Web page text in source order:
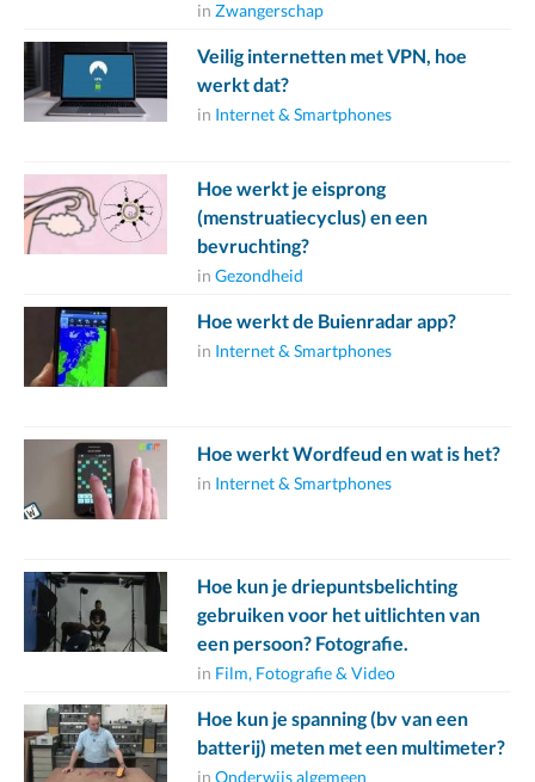
in Zwangerschap
Veilig internetten met VPN, hoe
werkt dat?
in Internet & Smartphones
Hoe werkt je eisprong
(menstruatiecyclus) en een
bevruchting?
in Gezondheid
Hoe werkt de Buienradar app?
in Internet & Smartphones
Hoe werkt Wordfeud en wat is het?
in Internet & Smartphones
Hoe kun je driepuntsbelichting
gebruiken voor het uitlichten van
een persoon? Fotografie.
in Film, Fotografie & Video
Hoe kun je spanning (bv van een
batterij) meten met een multimeter?
in Onderwijs algemeen